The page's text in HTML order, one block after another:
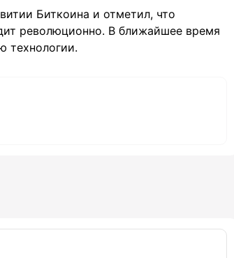
Биткоина и отметил, что
революционно. В ближайшее время
технологии.